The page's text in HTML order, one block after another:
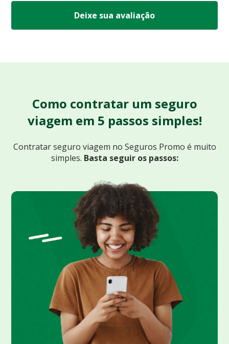
Deixe sua avaliação
Como contratar um seguro
viagem em 5 passos simples!
Contratar seguro viagem no Seguros Promo é muito
simples. Basta seguir os passos: